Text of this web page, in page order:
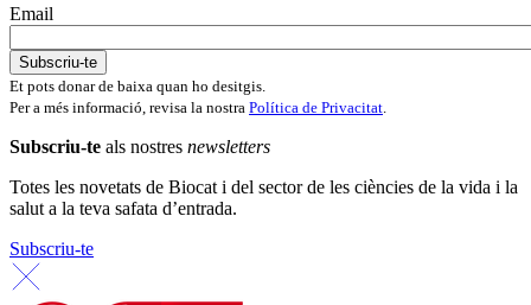
Email
Et pots donar de baixa quan ho desitgis.
Per a més informació, revisa la nostra Política de Privacitat.
Subscriu-te als nostres newsletters
Totes les novetats de Biocat i del sector de les ciències de la vida i la
salut a la teva safata d’entrada.
Subscriu-te